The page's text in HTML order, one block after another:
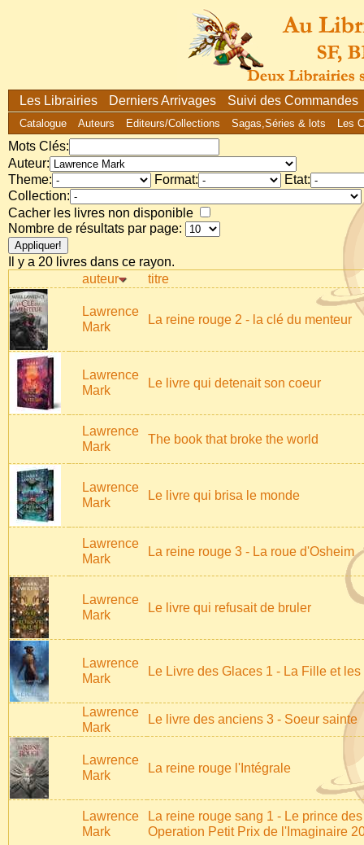
Les Librairies Derniers Arrivages Suivi des Commandes
Catalogue Auteurs Editeurs/Collections Sagas,Séries & lots Les
Mots Clés:
Auteur:
Theme:
Format:
Etat:
Collection:
Cacher les livres non disponible
Nombre de résultats par page:
Il y a 20 livres dans ce rayon.
auteur
titre
Lawrence
Mark
La reine rouge 2 - la clé du menteur
Lawrence
Mark
Le livre qui detenait son coeur
Lawrence
Mark
The book that broke the world
Lawrence
Mark
Le livre qui brisa le monde
Lawrence
Mark
La reine rouge 3 - La roue d'Osheim
Lawrence
Mark
Le livre qui refusait de bruler
Lawrence
Mark
Le Livre des Glaces 1 - La Fille et
Lawrence
Mark
Le livre des anciens 3 - Soeur sainte
Lawrence
Mark
La reine rouge l'Intégrale
Lawrence
Mark
La reine rouge sang 1 - Le prince
Operation Petit Prix de l'Imaginaire